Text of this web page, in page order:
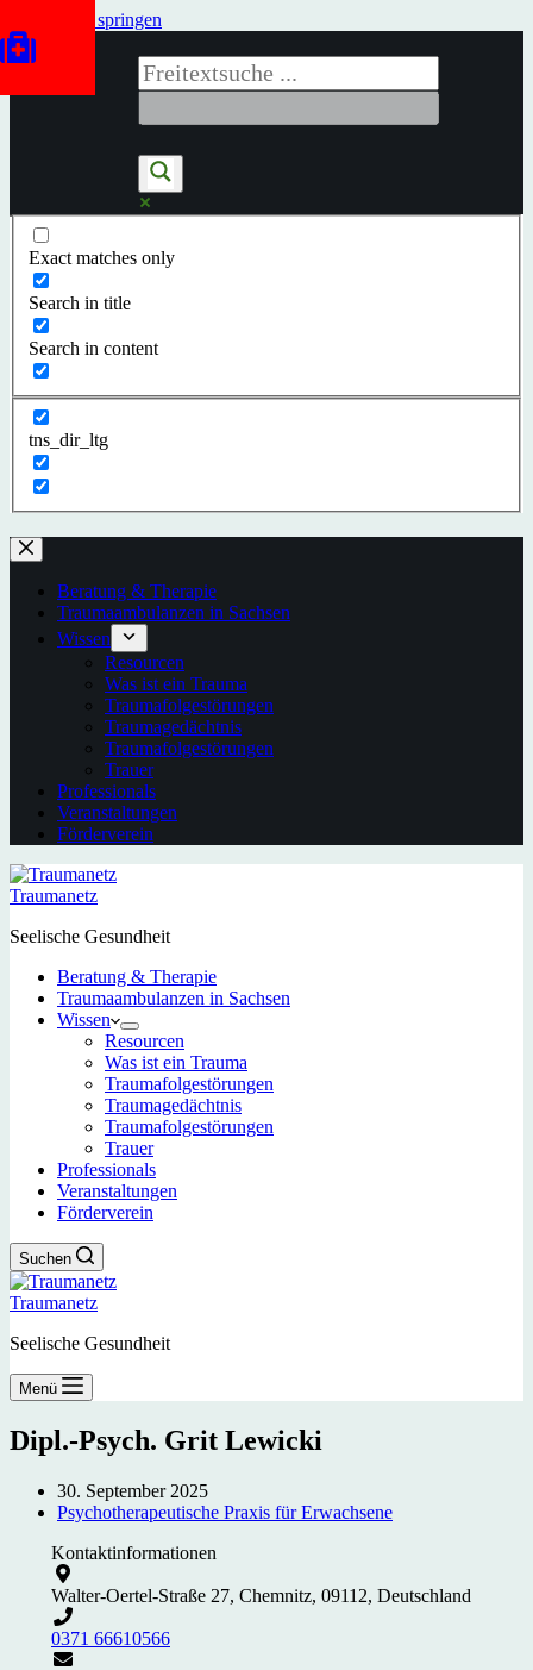
Zum Inhalt springen
Exact matches only
Search in title
Search in content
tns_dir_ltg
Beratung & Therapie
Traumaambulanzen in Sachsen
Wissen
Resourcen
Was ist ein Trauma
Traumafolgestörungen
Traumagedächtnis
Traumafolgestörungen
Trauer
Professionals
Veranstaltungen
Förderverein
Traumanetz
Seelische Gesundheit
Beratung & Therapie
Traumaambulanzen in Sachsen
Wissen
Resourcen
Was ist ein Trauma
Traumafolgestörungen
Traumagedächtnis
Traumafolgestörungen
Trauer
Professionals
Veranstaltungen
Förderverein
Suchen
Traumanetz
Seelische Gesundheit
Menü
Dipl.-Psych. Grit Lewicki
30. September 2025
Psychotherapeutische Praxis für Erwachsene
Kontaktinformationen
Walter-Oertel-Straße 27, Chemnitz, 09112, Deutschland
0371 66610566